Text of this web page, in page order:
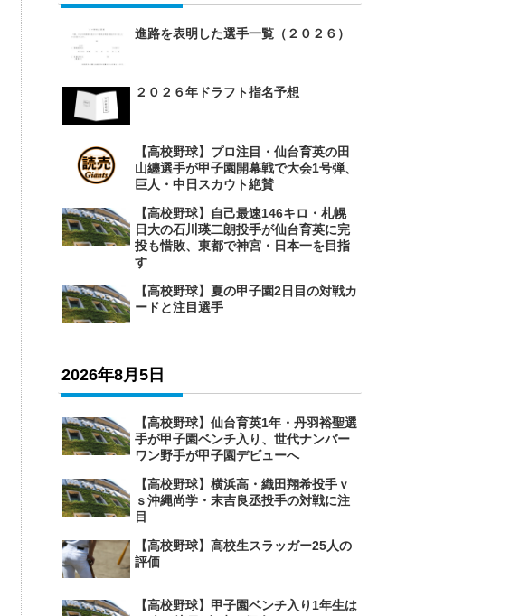
進路を表明した選手一覧（２０２６）
２０２６年ドラフト指名予想
【高校野球】プロ注目・仙台育英の田
山纏選手が甲子園開幕戦で大会1号弾、
巨人・中日スカウト絶賛
【高校野球】自己最速146キロ・札幌
日大の石川瑛二朗投手が仙台育英に完
投も惜敗、東都で神宮・日本一を目指
す
【高校野球】夏の甲子園2日目の対戦カ
ードと注目選手
2026年8月5日
【高校野球】仙台育英1年・丹羽裕聖選
手が甲子園ベンチ入り、世代ナンバー
ワン野手が甲子園デビューへ
【高校野球】横浜高・織田翔希投手ｖ
ｓ沖縄尚学・末吉良丞投手の対戦に注
目
【高校野球】高校生スラッガー25人の
評価
【高校野球】甲子園ベンチ入り1年生は